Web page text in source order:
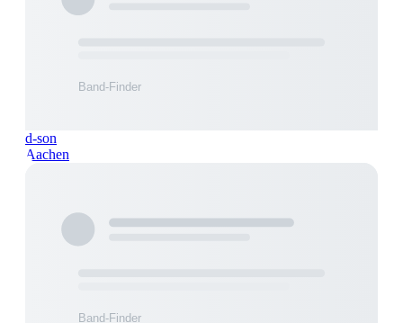
d-son
Aachen